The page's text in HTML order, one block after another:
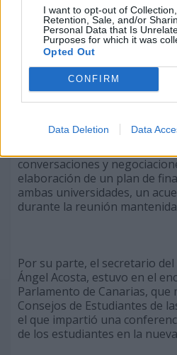
I want to opt-out of Collection,
Retention, Sale, and/or
Personal Data that Is
Purposes for which it was
Opted Out
CONFIRM
Data Deletion Data
Se refirió también a la
septiembre, con el
Cuentas de Canarias, Pedro
comentaron extremos
auditora del SCI y la
auditoría única.
Ángel Tristán anunció que el
conversaciones y
elaboración de un plan de
ambas universidades, un
durante la reunión
Por su parte, el secretario
Ángel Acosta, estuvo en el
Parlamento de Canarias,
Consejos de Estudiantes de
el que impartió una
de los estudiantes en la